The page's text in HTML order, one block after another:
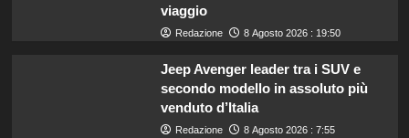
viaggio
Redazione 8 Agosto 2026 : 19:50
Jeep Avenger leader tra i SUV e
secondo modello in assoluto più
venduto d’Italia
Redazione 8 Agosto 2026 : 7:55